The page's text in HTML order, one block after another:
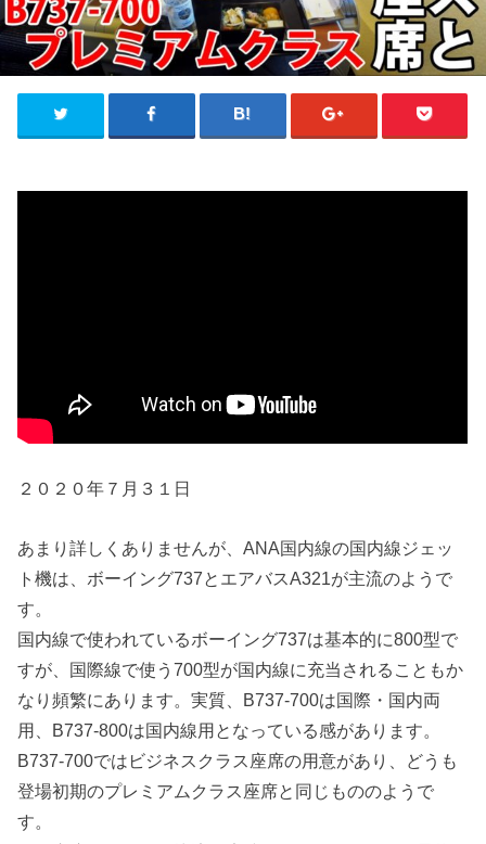
２０２０年７月３１日
あまり詳しくありませんが、ANA国内線の国内線ジェッ
ト機は、ボーイング737とエアバスA321が主流のようで
す。
国内線で使われているボーイング737は基本的に800型で
すが、国際線で使う700型が国内線に充当されることもか
なり頻繁にあります。実質、B737-700は国際・国内両
用、B737-800は国内線用となっている感があります。
B737-700ではビジネスクラス座席の用意があり、どうも
登場初期のプレミアムクラス座席と同じもののようで
す。